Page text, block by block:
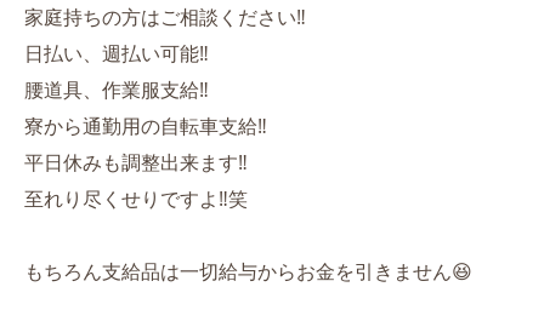
家庭持ちの方はご相談ください‼️
日払い、週払い可能‼️
腰道具、作業服支給‼️
寮から通勤用の自転車支給‼️
平日休みも調整出来ます‼️
至れり尽くせりですよ‼️笑
もちろん支給品は一切給与からお金を引きません😆